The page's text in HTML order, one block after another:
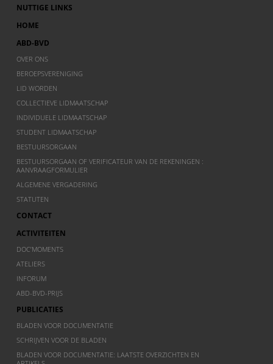
NUTTIGE LINKS
HOME
ABD-BVD
OVER ONS
BEROEPSVERENIGING
LID WORDEN
COLLECTIEVE LIDMAATSCHAP
INDIVIDUELE LIDMAATSCHAP
STUDENT LIDMAATSCHAP
BESTUURSORGAAN
BESTUURSORGAAN OF VERIFICATEUR VAN DE REKENINGEN :
AANVRAAGFORMULIER
ALGEMENE VERGADERING
STATUTEN
CONTACT
ACTIVITEITEN
DOC’MOMENTS
ATELIERS
INFORUM
ABD-BVD-PRIJS
PUBLICATIES
BLADEN VOOR DOCUMENTATIE
SCHRIJVEN VOOR DE BLADEN
BLADEN VOOR DOCUMENTATIE: LAATSTE OVERZICHTEN EN